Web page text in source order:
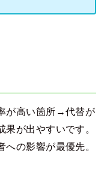
が高い箇所→代替が
が出やすいです。
の影響が最優先。